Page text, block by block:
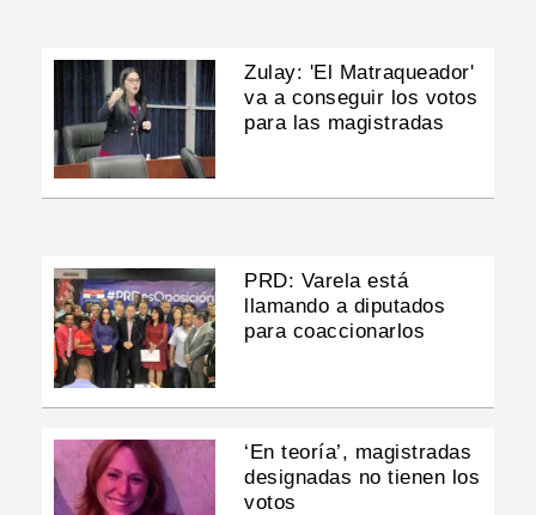
Zulay: 'El Matraqueador'
va a conseguir los votos
para las magistradas
PRD: Varela está
llamando a diputados
para coaccionarlos
‘En teoría’, magistradas
designadas no tienen los
votos